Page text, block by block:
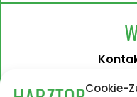
Cookie-